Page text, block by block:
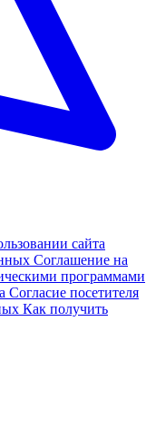
сайта
Соглашение на
программами
Согласие посетителя
Как получить